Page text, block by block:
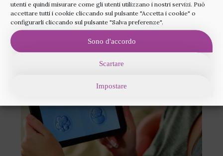
utenti e quindi misurare come gli utenti utilizzano i nostri servizi. Può
accettare tutti i cookie cliccando sul pulsante "Accetta i cookie" o
configurarli cliccando sul pulsante "Salva preferenze".
Sono d'accordo
Scartare
Impostare
processo, dalle incubatrici alla gravidanza.